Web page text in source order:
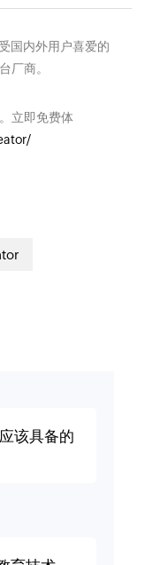
国内外用户喜爱的
厂商。
。立即免费体
该具备的